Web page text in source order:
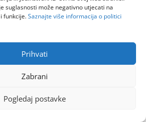
suglasnosti može negativno utjecati na
funkcije.Saznajte više informacija o politici
Prihvati
Zabrani
Pogledaj postavke